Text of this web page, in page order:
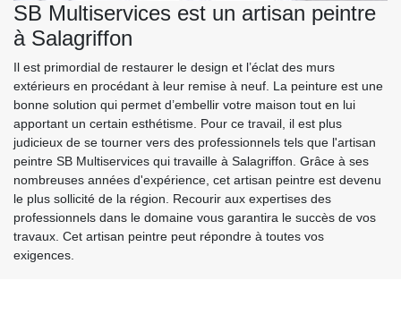
SB Multiservices est un artisan peintre
à Salagriffon
Il est primordial de restaurer le design et l’éclat des murs
extérieurs en procédant à leur remise à neuf. La peinture est une
bonne solution qui permet d’embellir votre maison tout en lui
apportant un certain esthétisme. Pour ce travail, il est plus
judicieux de se tourner vers des professionnels tels que l'artisan
peintre SB Multiservices qui travaille à Salagriffon. Grâce à ses
nombreuses années d'expérience, cet artisan peintre est devenu
le plus sollicité de la région. Recourir aux expertises des
professionnels dans le domaine vous garantira le succès de vos
travaux. Cet artisan peintre peut répondre à toutes vos
exigences.